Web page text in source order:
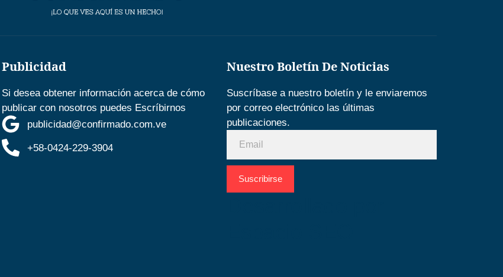
Publicidad
Si desea obtener información acerca de cómo
publicar con nosotros puedes Escríbirnos
publicidad@confirmado.com.ve
+58-0424-229-3904
Nuestro Boletín De Noticias
Suscríbase a nuestro boletín y le enviaremos
por correo electrónico las últimas
publicaciones.
Suscribirse